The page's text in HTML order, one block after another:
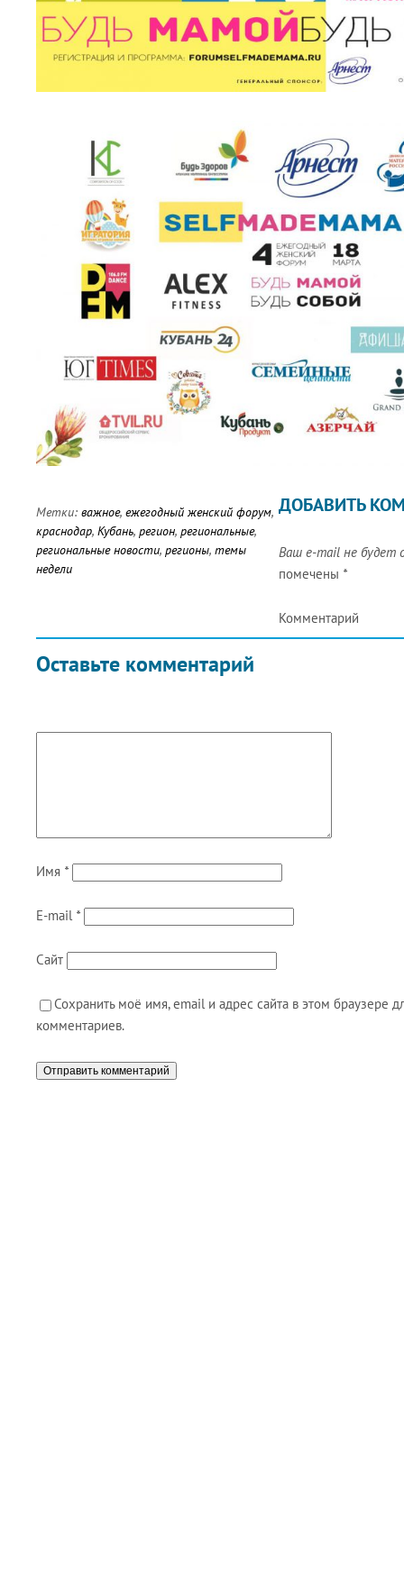
Метки: важное, ежегодный женский форум,
краснодар, Кубань, регион, региональные,
региональные новости, регионы, темы
недели
Оставьте комментарий
ДОБАВИТЬ
Ваш e-mail не будет
помечены *
Комментарий
Имя *
E-mail *
Сайт
Сохранить моё имя, email и адрес сайта в этом браузере
комментариев.